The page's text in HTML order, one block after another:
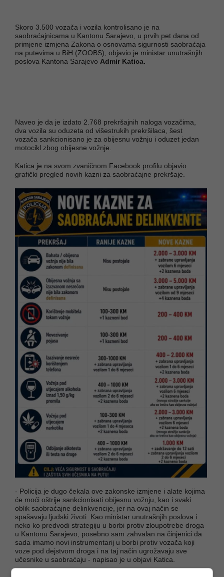
Skoro 3.500 vozača i vozila kontrolisano je na
saobraćajnicama u Kantonu Sarajevo, u prvih pet dana od
primjene izmjena Zakona o osnovama sigurnosti saobraćaja
na putevima u BiH (ZOOBS), objavio je ministar unutrašnjih
poslova Kantona Sarajevo Admir Katica.
Naveo je da je izdato 2.768 prekršajnih naloga vozačima,
dva vozila su oduzeta od višestrukih prekršilaca, šest
vozača sankcionisano je za obijesnu vožnju i oduzet jedan
motocikl zbog obijesne vožnje.
Katica je na svom zvaničnom Facebook profilu objavio
grafički pregled novih kazni za saobraćajne prekršaje.
- Policija je dugo čekala ove zakonske izmjene i alate kojima
će moći oštrije sankcionisati obijesnu vožnju, kao i svaki
oblik saobraćajne delinkvencije, jer na ovaj način se
spašavaju ljudski životi. Kao ministar unutrašnjih poslova i
neko ko predvodi strategiju u borbi protiv zloupotrebe droga
u Kantonu Sarajevo, posebno sam zahvalan na činjenici da
sada imamo novi instrumentarij u borbi protiv vozača koji
voze pod dejstvom droga i na taj način ugrožavaju sve
učesnike u saobraćaju - napisao je u objavi Katica.